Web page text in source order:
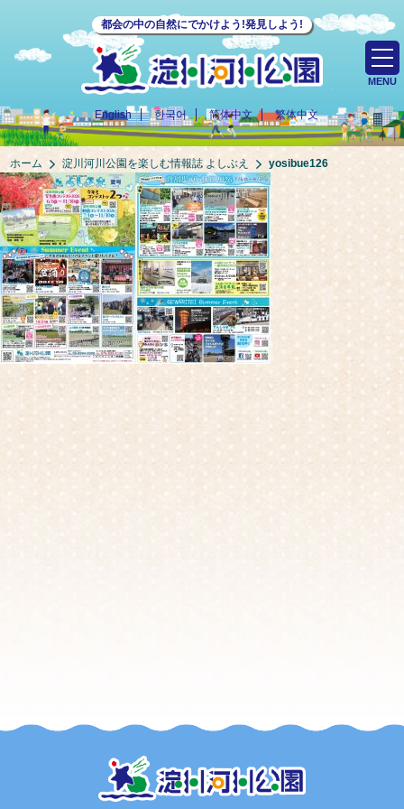
都会の中の自然にでかけよう!発見しよう!
English 한국어 简体中文 繁体中文
MENU
ホーム 淀川河川公園を楽しむ情報誌 よしぶえ yosibue126